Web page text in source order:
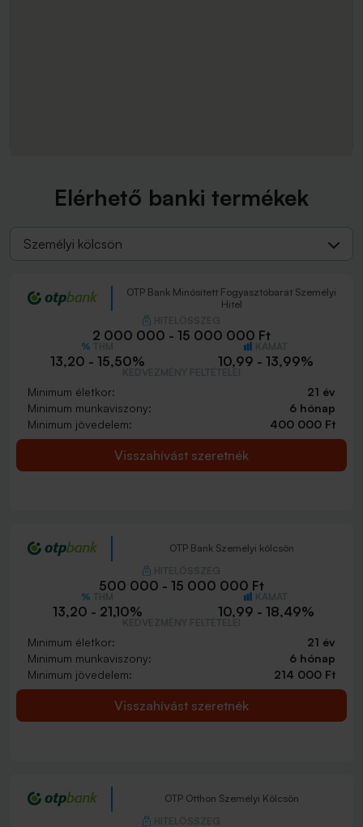
Elérhető banki termékek
Személyi kölcsön
OTP Bank Minősített Fogyasztóbarát Személyi
Hitel
2 000 000 - 15 000 000 Ft
13,20 - 15,50% 10,99 - 13,99%
Minimum életkor:
21 év
Minimum munkaviszony:
6 hónap
Minimum jövedelem:
400 000 Ft
Visszahívást szeretnék
OTP Bank Személyi kölcsön
500 000 - 15 000 000 Ft
13,20 - 21,10% 10,99 - 18,49%
Minimum életkor:
21 év
Minimum munkaviszony:
6 hónap
Minimum jövedelem:
214 000 Ft
Visszahívást szeretnék
OTP Otthon Személyi Kölcsön